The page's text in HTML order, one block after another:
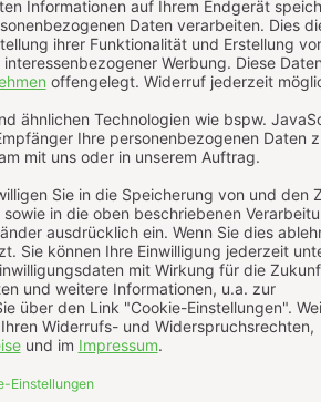
evtl. halbieren und entkernen.
Fladen verstreichen.
in ca. 15 Minuten nach Sicht
träufeln und sofort servieren.